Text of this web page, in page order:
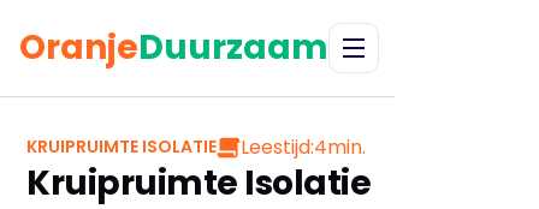
OranjeDuurzaam
KRUIPRUIMTE ISOLATIE Leestijd:4min.
Kruipruimte Isolatie